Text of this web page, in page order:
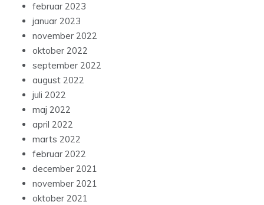
februar 2023
januar 2023
november 2022
oktober 2022
september 2022
august 2022
juli 2022
maj 2022
april 2022
marts 2022
februar 2022
december 2021
november 2021
oktober 2021